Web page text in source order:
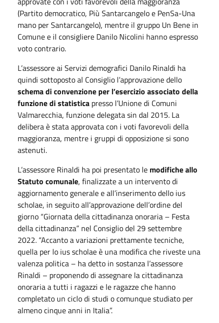
(Partito democratico, Più Santarcangelo e PenSa-Una
mano per Santarcangelo), mentre il gruppo Un Bene in
Comune e il consigliere Danilo Nicolini hanno espresso
voto contrario.
L’assessore ai Servizi demografici Danilo Rinaldi ha
quindi sottoposto al Consiglio l’approvazione dello
schema di convenzione per l’esercizio associato della
funzione di statistica presso l’Unione di Comuni
Valmarecchia, funzione delegata sin dal 2015. La
delibera è stata approvata con i voti favorevoli della
maggioranza, mentre i gruppi di opposizione si sono
astenuti.
L’assessore Rinaldi ha poi presentato le modifiche allo
Statuto comunale, finalizzate a un intervento di
aggiornamento generale e all’inserimento dello ius
scholae, in seguito all’approvazione dell’ordine del
giorno “Giornata della cittadinanza onoraria – Festa
della cittadinanza” nel Consiglio del 29 settembre
2022. “Accanto a variazioni prettamente tecniche,
quella per lo ius scholae è una modifica che riveste una
valenza politica – ha detto in sostanza l’assessore
Rinaldi – proponendo di assegnare la cittadinanza
onoraria a tutti i ragazzi e le ragazze che hanno
completato un ciclo di studi o comunque studiato per
almeno cinque anni in Italia”.